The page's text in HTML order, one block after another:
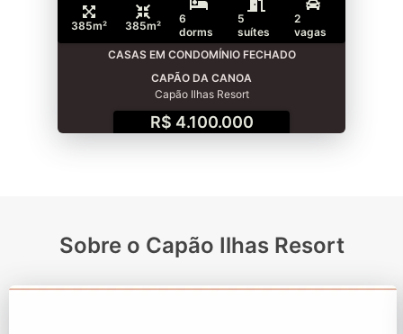
385m² 385m²
6
dorms
5
suítes
2
vagas
CASAS EM CONDOMÍNIO FECHADO
CAPÃO DA CANOA
Capão Ilhas Resort
R$ 4.100.000
Sobre o Capão Ilhas Resort